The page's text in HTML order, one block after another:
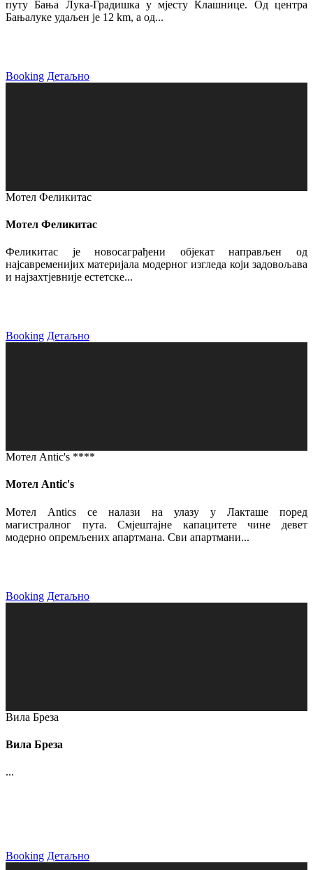
путу Бања Лука-Градишка у мјесту Клашнице. Од центра
Бањалуке удаљен је 12 km, а од...
Booking Детаљно
Мотел Феликитас
Мотел Феликитас
Феликитас је новосаграђени објекат направљен од
најсавременијих материјала модерног изгледа који задовољава
и најзахтјевније естетске...
Booking Детаљно
Мотел Antic's ****
Мотел Antic's
Мотел Antics се налази на улазу у Лакташе поред
магистралног пута. Смјештајне капацитете чине девет
модерно опремљених апартмана. Сви апартмани...
Booking Детаљно
Вила Бреза
Вила Бреза
...
Booking Детаљно